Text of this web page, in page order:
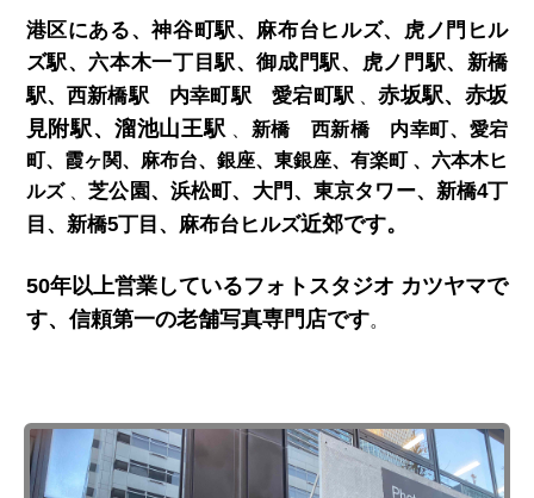
港区にある、神谷町駅、麻布台ヒルズ、虎ノ門ヒル
ズ駅、六本木一丁目駅、御成門駅、虎ノ門駅、新橋
駅、西新橋駅 内幸町駅 愛宕町駅 、赤坂駅、赤坂
見附駅、溜池山王駅
新橋 西新橋 内幸町、愛宕
町、霞ヶ関、麻布台、銀座、東銀座、有楽町 、六本木ヒ
ルズ、芝公園、浜松町、大門、東京タワー、新橋4丁
目、新橋5丁目、麻布台ヒルズ近郊です。
50年以上営業しているフォトスタジオ カツヤマで
す、信頼第一の老舗写真専門店です。